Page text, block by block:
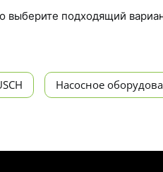
выберите подходящий
Насосное